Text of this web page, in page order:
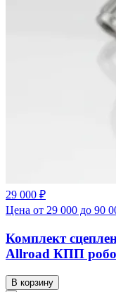
29 000 ₽
Цена от 29 000 до 90
Комплект
Allroad КПП
В корзину